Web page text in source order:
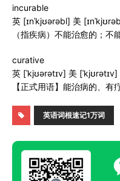
incurable
英 [ɪnˈkjʊərəbl] 美
（指疾病）不能治愈的；不
curative
英 [ˈkjʊərətɪv] 美 [ˈkjʊrətɪv]
【正式用语】能治病的、有
英语词根速记1万词